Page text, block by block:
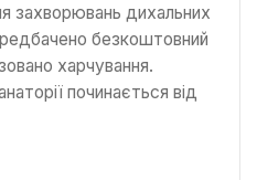
захворювань дихальних
безкоштовний
харчування.
починається від